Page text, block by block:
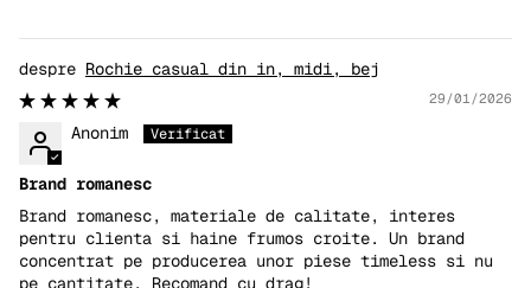
Rochie casual din in, midi, bej
29/01/2026
Anonim
Brand romanesc
Brand romanesc, materiale de calitate, interes
pentru clienta si haine frumos croite. Un brand
concentrat pe producerea unor piese timeless si nu
pe cantitate. Recomand cu drag!